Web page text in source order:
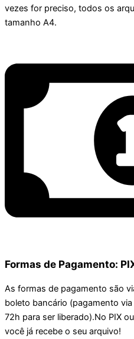
vezes for preciso, todos os
tamanho A4.
Formas de Pagamento:
As formas de pagamento são
boleto bancário (pagamento
72h para ser liberado).No PIX
você já recebe o seu arquivo!